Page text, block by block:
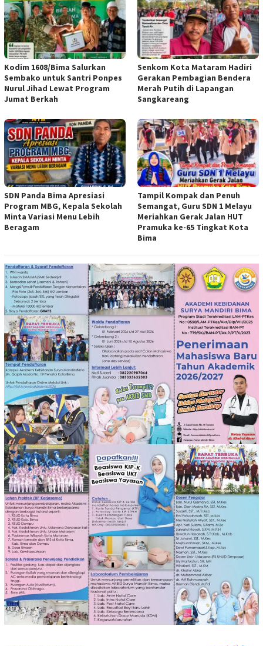
Kodim 1608/Bima Salurkan
Sembako untuk Santri Ponpes
Nurul Jihad Lewat Program
Jumat Berkah
Senkom Kota Mataram Hadiri
Gerakan Pembagian Bendera
Merah Putih di Lapangan
Sangkareang
SDN Panda Bima Apresiasi
Program MBG, Kepala Sekolah
Minta Variasi Menu Lebih
Beragam
Tampil Kompak dan Penuh
Semangat, Guru SDN 1 Melayu
Meriahkan Gerak Jalan HUT
Pramuka ke-65 Tingkat Kota
Bima